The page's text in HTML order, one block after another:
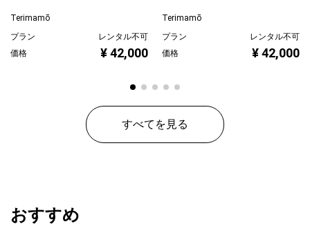
Terimamō
プラン
レンタル不可
価格
¥ 42,000
Terimamō
プラン
レンタル不可
価格
¥ 42,000
すべてを見る
おすすめ